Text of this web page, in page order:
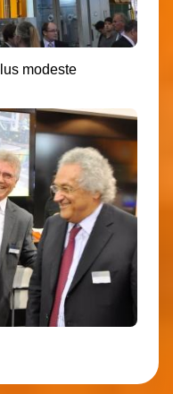
modeste